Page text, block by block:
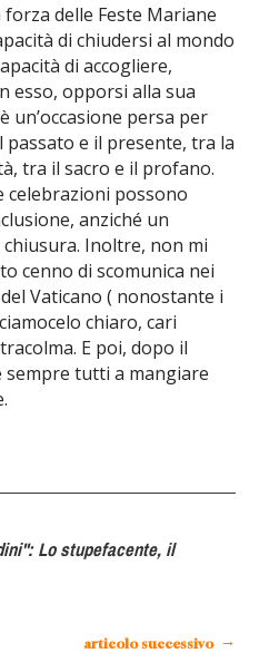
forza delle Feste Mariane
di chiudersi al mondo
di accogliere,
esso, opporsi alla sua
un’occasione persa per
e il presente, tra la
tra il sacro e il profano.
celebrazioni possono
anziché un
Inoltre, non mi
cenno di scomunica nei
Vaticano ( nonostante i
chiaro, cari
E poi, dopo il
sempre tutti a mangiare
Lo stupefacente, il
articolo successivo →